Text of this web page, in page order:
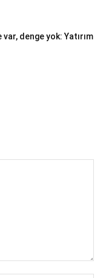
denge yok: Yatırım